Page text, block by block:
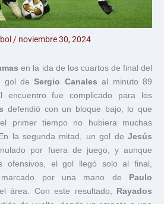
/ noviembre 30, 2024
en la ida de los cuartos de final del
gol deSergio Canales al minuto 89
encuentro fue complicado para los
defendió con un bloque bajo, lo que
primer tiempo no hubiera muchas
la segunda mitad, un gol de Jesús
por fuera de juego, y aunque
ofensivos, el gol llegó solo al final,
por una mano de
Paulo
área. Con este resultado,
Rayados